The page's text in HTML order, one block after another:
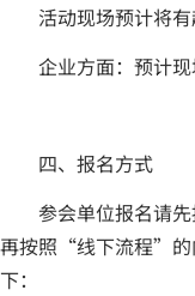
活动现场预计将
企业方面：预计
四、报名方式
参会单位报名请
再按照“线下流程”的
下：